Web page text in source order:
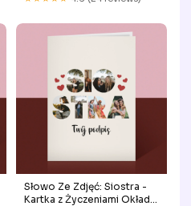
Słowo Ze Zdjęć: Siostra -
Kartka z Życzeniami Okładki